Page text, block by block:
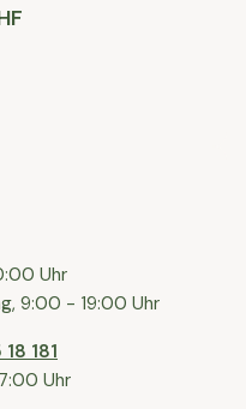
Uhr
9:00 - 19:00 Uhr
181
Uhr